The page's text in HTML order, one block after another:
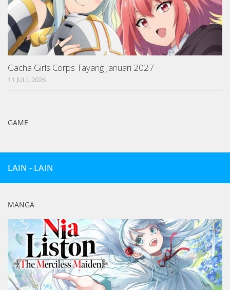
Gacha Girls Corps Tayang Januari 2027
11 JULI, 2026
GAME
LAIN - LAIN
MANGA